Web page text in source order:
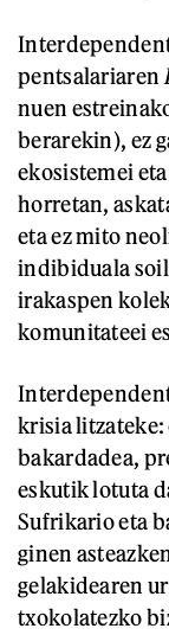
pentsalariaren
nuen
berarekin), ez
ekosistemei
horretan,
eta ez mito
indibiduala
irakaspen
komunitateei
krisia litzateke:
bakardadea,
eskutik lotuta
Sufrikario eta
ginen
gelakidearen
txokolatezko